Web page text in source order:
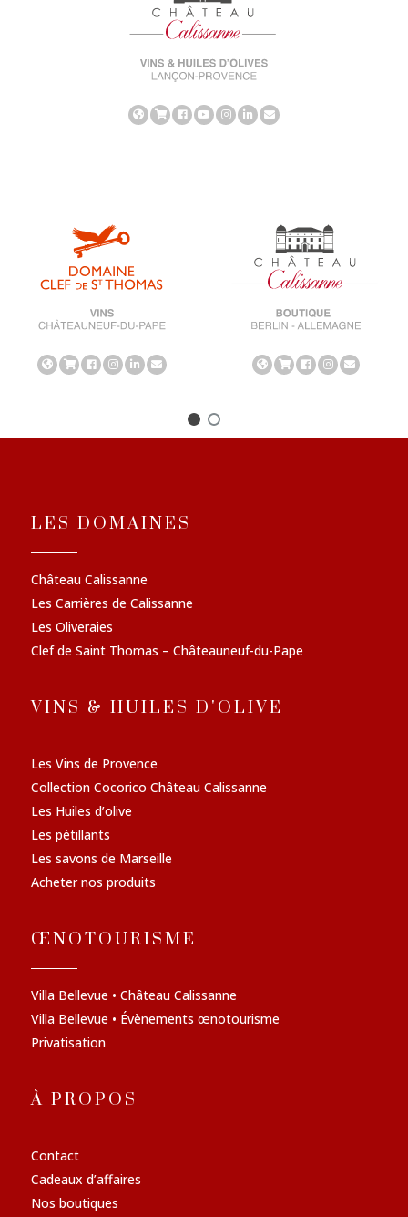
LES DOMAINES
Château Calissanne
Les Carrières de Calissanne
Les Oliveraies
Clef de Saint Thomas – Châteauneuf-du-Pape
VINS & HUILES D'OLIVE
Les Vins de Provence
Collection Cocorico Château Calissanne
Les Huiles d’olive
Les pétillants
Les savons de Marseille
Acheter nos produits
ŒNOTOURISME
Villa Bellevue • Château Calissanne
Villa Bellevue • Évènements œnotourisme
Privatisation
À PROPOS
Contact
Cadeaux d’affaires
Nos boutiques